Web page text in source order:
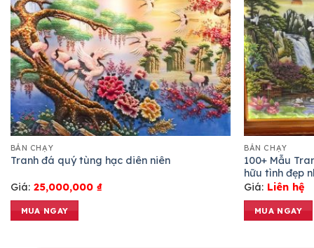
BÁN CHẠY
Tranh đá quý tùng hạc diên niên
Giá: 25,000,000 ₫
MUA NGAY
BÁN CHẠY
100+ Mẫu
hữu tình đẹp
Giá: Liên hệ
MUA NGAY